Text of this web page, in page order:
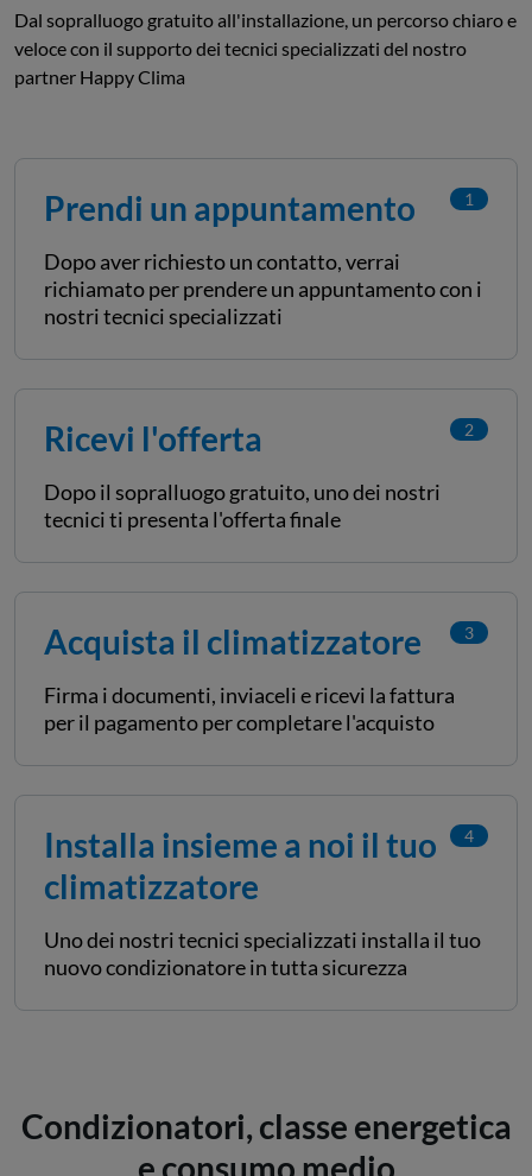
Dal sopralluogo gratuito all'installazione, un percorso chiaro e
veloce con il supporto dei tecnici specializzati del nostro
partner Happy Clima
Prendi un appuntamento 1
Dopo aver richiesto un contatto, verrai
richiamato per prendere un appuntamento con i
nostri tecnici specializzati
Ricevi l'offerta 2
Dopo il sopralluogo gratuito, uno dei nostri
tecnici ti presenta l'offerta finale
Acquista il climatizzatore 3
Firma i documenti, inviaceli e ricevi la fattura
per il pagamento per completare l'acquisto
Installa insieme a noi il tuo
climatizzatore
4
Uno dei nostri tecnici specializzati installa il tuo
nuovo condizionatore in tutta sicurezza
Condizionatori, classe energetica
e consumo medio